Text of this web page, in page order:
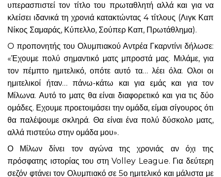
υπερασπιστεί τον τίτλο του πρωταθλητή αλλά και για να
κλείσει ιδανικά τη χρονιά κατακτώντας 4 τίτλους (Λιγκ Καπ
Νίκος Σαμαράς, Κύπελλο, Σούπερ Καπ, Πρωτάθλημα).
O προπονητής του Ολυμπιακού Αντρέα Γκαρντίνι δήλωσε:
«Έχουμε πολύ σημαντικό ματς μπροστά μας. Μιλάμε, για
τον πέμπτο ημιτελικό, οπότε αυτό τα… λέει όλα. Ολοι οι
ημιτελικοί ήταν… πάνω-κάτω και για εμάς και για τον
Μίλωνα. Αυτό το ματς θα είναι διαφορετικό και για τις δύο
ομάδες. Εχουμε προετοιμάσει την ομάδα, είμαι σίγουρος ότι
θα παλέψουμε σκληρά. Θα είναι ένα πολύ δύσκολο ματς,
αλλά πιστεύω στην ομάδα μου».
Ο Μίλων δίνει τον αγώνα της χρονιάς αν όχι της
πρόσφατης ιστορίας του στη Volley League. Για δεύτερη
σεζόν φτάνει τον Ολυμπιακό σε 5ο ημιτελικό και μάλιστα με